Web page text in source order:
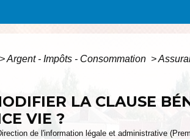
> Argent - Impôts - Consommation >
LA CLAUSE
VIE ?
de l'information légale et administrative